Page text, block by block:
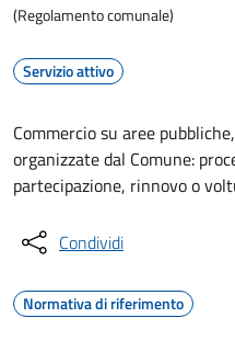
(Regolamento comunale)
Servizio attivo
Commercio su aree
organizzate dal Comune:
partecipazione, rinnovo o
Condividi
Normativa di riferimento